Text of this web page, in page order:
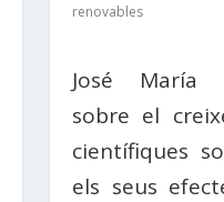
renovables
José María
sobre el
científiques
els seus